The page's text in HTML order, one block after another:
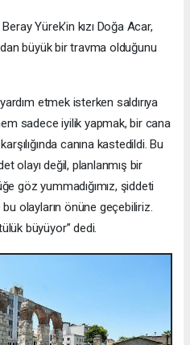
Yürek’in kızı Doğa Acar,
büyük bir travma olduğunu
etmek isterken saldırıya
sadece iyilik yapmak, bir cana
canına kastedildi. Bu
olayı değil, planlanmış bir
göz yummadığımız, şiddeti
olayların önüne geçebiliriz.
büyüyor” dedi.